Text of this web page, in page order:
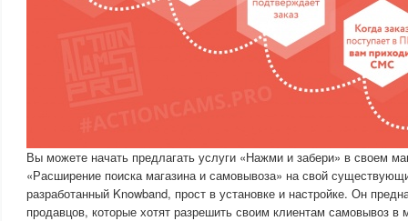
Вы можете начать предлагать услуги «Нажми и забери» в своем
«Расширение поиска магазина и самовывоза» на свой
разработанный Knowband, прост в установке и настройке. Он
продавцов, которые хотят разрешить своим клиентам самовывоз в